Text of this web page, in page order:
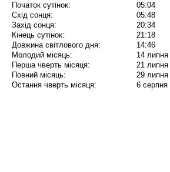
Початок сутінок:
05:04
Схід сонця:
05:48
Захід сонця:
20:34
Кінець сутінок:
21:18
Довжина світлового дня:
14:46
Молодий місяць:
14 липня
Перша чверть місяця:
21 липня
Повний місяць:
29 липня
Остання чверть місяця:
6 серпня